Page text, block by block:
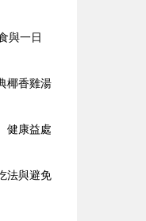
與一日
椰香雞湯
健康益處
法與避免